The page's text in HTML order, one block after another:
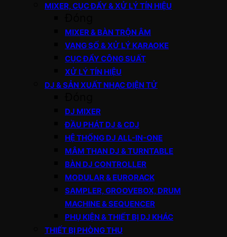
MIXER, CỤC ĐẨY & XỬ LÝ TÍN HIỆU
MIXER & BÀN TRỘN ÂM
VANG SỐ & XỬ LÝ KARAOKE
CỤC ĐẨY CÔNG SUẤT
XỬ LÝ TÍN HIỆU
DJ & SẢN XUẤT NHẠC ĐIỆN TỬ
DJ MIXER
ĐẦU PHÁT DJ & CDJ
HỆ THỐNG DJ ALL-IN-ONE
MÂM THAN DJ & TURNTABLE
BÀN DJ CONTROLLER
MODULAR & EURORACK
SAMPLER, GROOVEBOX, DRUM
MACHINE & SEQUENCER
PHỤ KIỆN & THIẾT BỊ DJ KHÁC
THIẾT BỊ PHÒNG THU